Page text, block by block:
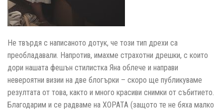
Не твърдя с написаното дотук, че този тип дрехи са
преобладавали. Напротив, имахме страхотни дрешки, с които
дори нашата фешън стилистка Яна облече и направи
невероятни визии на две блогърки – скоро ще публикуваме
резултата от това, както и много красиви снимки от събитието.
Благодарим и се радваме на ХОРАТА (защото те не бяха малко